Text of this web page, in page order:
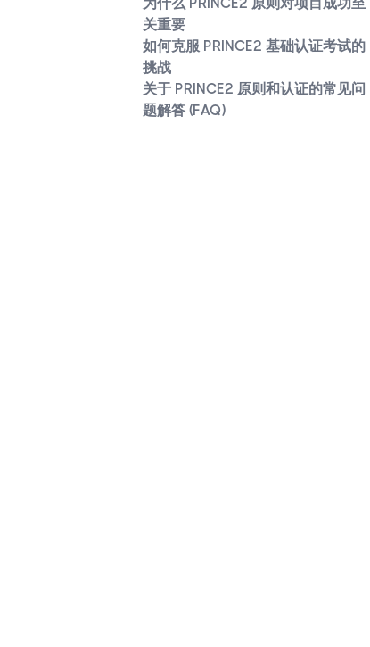
为什么 PRINCE2 原则对项目成功至
关重要
如何克服 PRINCE2 基础认证考试的
挑战
关于 PRINCE2 原则和认证的常见问
题解答 (FAQ)